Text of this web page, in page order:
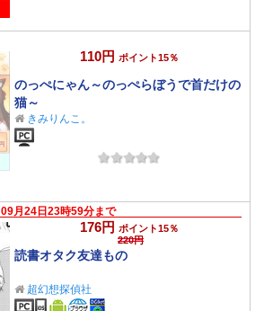
110円 ポイント15％
のっぺにゃん～のっぺらぼうで首だけの
猫～
きみりんこ。
09月24日23時59分まで
176円 ポイント15％
220円
読書オタク友達もの
超幻想探偵社